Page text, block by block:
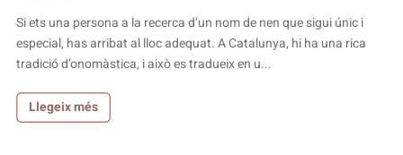
Si ets una persona a la recerca d’un nom de nen que sigui únic i
especial, has arribat al lloc adequat. A Catalunya, hi ha una rica
tradició d’onomàstica, i això es tradueix en u...
Llegeix més